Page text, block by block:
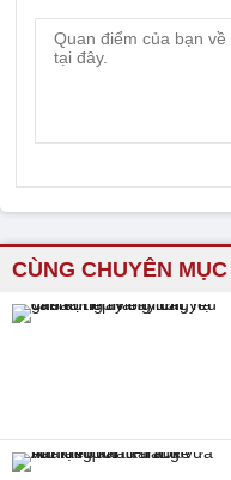
CÙNG CHUYÊN MỤC